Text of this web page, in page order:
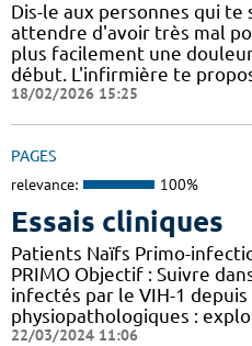
Dis-le aux personnes qui
attendre d'avoir très mal
plus facilement une
début. L'infirmière te
18/02/2026 15:25
PAGES
relevance: 100%
Essais cliniques
Patients Naïfs Primo-
PRIMO Objectif : Suivre
infectés par le VIH-1
physiopathologiques :
22/03/2024 11:06